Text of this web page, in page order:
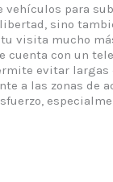
vehículos para
sino
visita mucho
cuenta con un
evitar largas
a las zonas de